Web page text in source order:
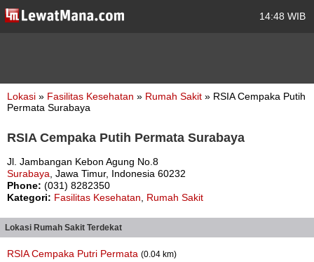
14:48 WIB
Lokasi » Fasilitas Kesehatan » Rumah Sakit » RSIA Cempaka Putih
Permata Surabaya
RSIA Cempaka Putih Permata Surabaya
Jl. Jambangan Kebon Agung No.8
Surabaya , Jawa Timur, Indonesia 60232
Phone: (031) 8282350
Kategori: Fasilitas Kesehatan Rumah Sakit
Lokasi Rumah Sakit Terdekat
RSIA Cempaka Putri Permata (0.04 km)